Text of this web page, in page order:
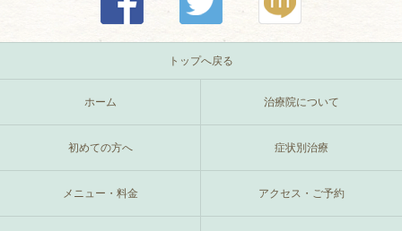
トップへ戻る
ホーム 治療院について
初めての方へ 症状別治療
メニュー・料金 アクセス・ご予約